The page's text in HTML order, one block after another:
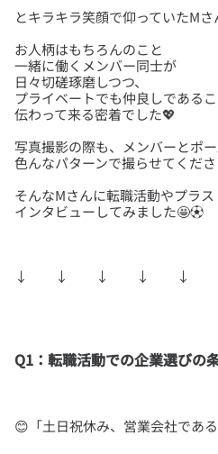
お人柄はもちろんのこと
一緒に働くメンバー同士が
日々切磋琢磨しつつ、
プライベートでも仲良しである
写真撮影の際も、メンバーとポ
そんなMさんに転職活動やプラ
Q1：転職活動での企業選びの